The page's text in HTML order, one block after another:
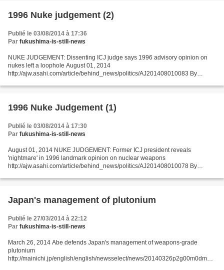
1996 Nuke judgement (2)
Publié le 03/08/2014 à 17:36
Par fukushima-is-still-news
NUKE JUDGEMENT: Dissenting ICJ judge says 1996 advisory opinion on
nukes left a loophole August 01, 2014
http://ajw.asahi.com/article/behind_news/politics/AJ201408010083 By
package...
1996 Nuke Judgement (1)
Publié le 03/08/2014 à 17:30
Par fukushima-is-still-news
August 01, 2014 NUKE JUDGEMENT: Former ICJ president reveals
'nightmare' in 1996 landmark opinion on nuclear weapons
http://ajw.asahi.com/article/behind_news/politics/AJ201408010078 By
Japan's management of plutonium
Publié le 27/03/2014 à 22:12
Par fukushima-is-still-news
March 26, 2014 Abe defends Japan's management of weapons-grade
plutonium
http://mainichi.jp/english/english/newsselect/news/20140326p2g00m0dm05